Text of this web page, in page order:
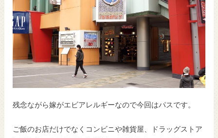
残念ながら嫁がエビアレルギーなので今回はパスです。
ご飯のお店だけでなくコンビニや雑貨屋、ドラッグストア